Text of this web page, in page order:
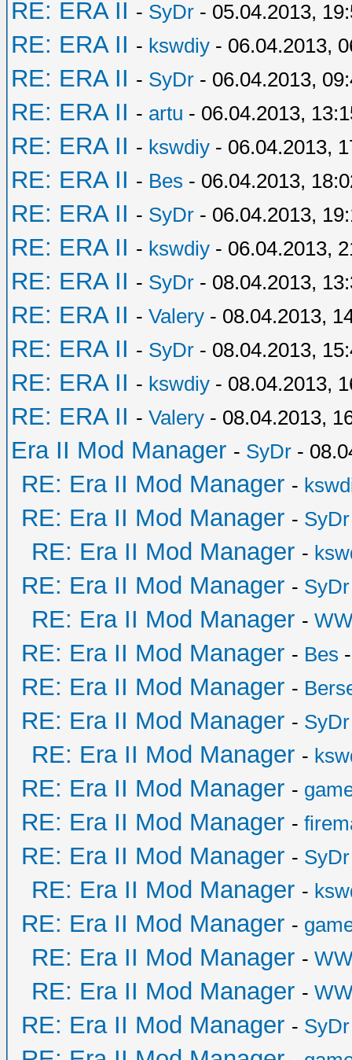
RE: ERA II - SyDr - 05.04.2013,
RE: ERA II - kswdiy - 06.04.2013,
RE: ERA II - SyDr - 06.04.2013,
RE: ERA II - artu - 06.04.2013,
RE: ERA II - kswdiy - 06.04.2013,
RE: ERA II - Bes - 06.04.2013,
RE: ERA II - SyDr - 06.04.2013,
RE: ERA II - kswdiy - 06.04.2013,
RE: ERA II - SyDr - 08.04.2013,
RE: ERA II - Valery - 08.04.2013,
RE: ERA II - SyDr - 08.04.2013,
RE: ERA II - kswdiy - 08.04.2013,
RE: ERA II - Valery - 08.04.2013,
Era II Mod Manager - SyDr -
RE: Era II Mod Manager -
RE: Era II Mod Manager - SyDr
RE: Era II Mod Manager -
RE: Era II Mod Manager - SyDr
RE: Era II Mod Manager -
RE: Era II Mod Manager - Bes
RE: Era II Mod Manager -
RE: Era II Mod Manager - SyDr
RE: Era II Mod Manager -
RE: Era II Mod Manager -
RE: Era II Mod Manager -
RE: Era II Mod Manager - SyDr
RE: Era II Mod Manager -
RE: Era II Mod Manager -
RE: Era II Mod Manager -
RE: Era II Mod Manager -
RE: Era II Mod Manager - SyDr